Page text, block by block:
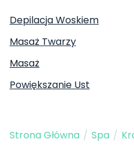
Depilacja Woskiem
Masaż Twarzy
Masaż
Powiększanie Ust
Strona Główna / Spa /